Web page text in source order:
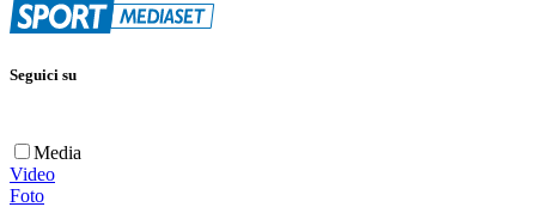
Seguici su
Media
Video
Foto